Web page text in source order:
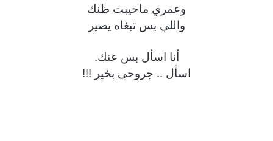
وعمري ماخيبت ظنك
واللي بس تبغاه يصير
أنا اسأل بس عنك.
اسأل .. جروحي بخير !!!